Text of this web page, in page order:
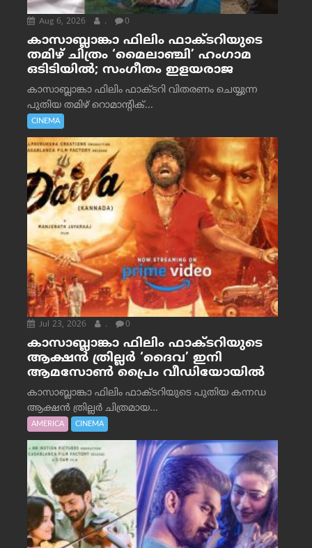
Aug 6, 2026 . 0
കാസാബ്ലാങ്കാ ഫിലിം ഫാക്ടറിയുടെ
തമിഴ് ചിത്രം ‘മൈലാഞ്ചി’ ഹംഗാമ
ഒടിടിയിൽ; സംഗീതം ഇളയരാജ
കാസാബ്ലാങ്കാ ഫിലിം ഫാക്ടറി വിതരണം ചെയ്യുന്ന
പുതിയ തമിഴ് റൊമാന്റിക്...
CINEMA
Jul 23, 2026 . 0
കാസാബ്ലാങ്കാ ഫിലിം ഫാക്ടറിയുടെ
ആക്ഷൻ ത്രില്ലർ ‘ദൈവ’ ഇനി
ആമസോൺ പ്രൈം വീഡിയോയിൽ
കാസാബ്ലാങ്കാ ഫിലിം ഫാക്ടറിയുടെ പുതിയ കന്നഡ
ആക്ഷൻ ത്രില്ലർ ചിത്രമായ...
AMERICA CINEMA